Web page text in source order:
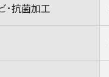
･抗菌加工